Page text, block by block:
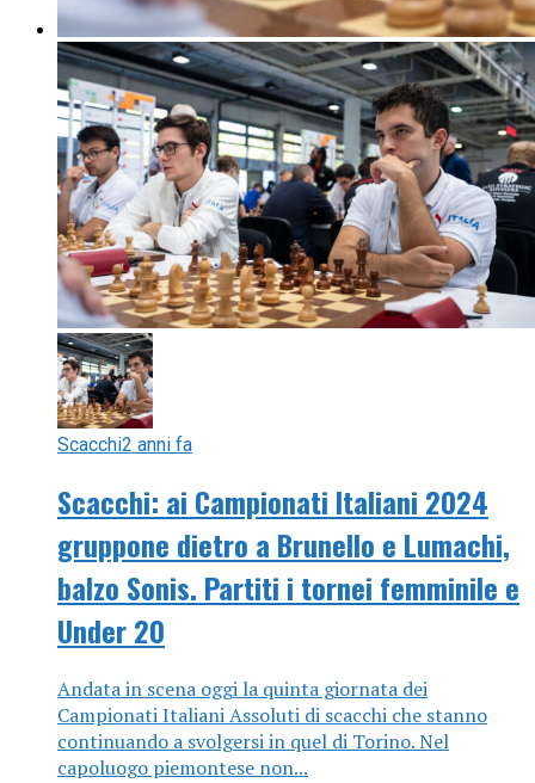
Scacchi2 anni fa
Scacchi: ai Campionati Italiani 2024
gruppone dietro a Brunello e Lumachi,
balzo Sonis. Partiti i tornei femminile e
Under 20
Andata in scena oggi la quinta giornata dei
Campionati Italiani Assoluti di scacchi che stanno
continuando a svolgersi in quel di Torino. Nel
capoluogo piemontese non...